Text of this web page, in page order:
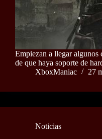
Empiezan a llegar
de que haya soporte de
XboxManiac
27
Noticias